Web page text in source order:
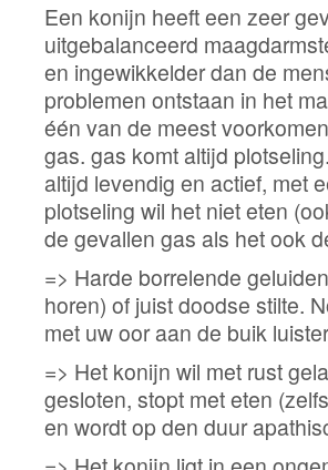
Een konijn heeft een zeer
uitgebalanceerd
en ingewikkelder dan de
problemen ontstaan in het
één van de meest
gas. gas komt altijd
altijd levendig en actief, met
plotseling wil het niet eten
de gevallen gas als het ook
=> Harde borrelende
horen) of juist doodse stilte.
met uw oor aan de buik
=> Het konijn wil met rust
gesloten, stopt met eten
en wordt op den duur